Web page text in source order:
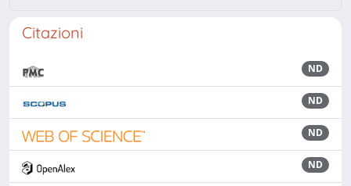
Citazioni
ND
ND
ND
ND